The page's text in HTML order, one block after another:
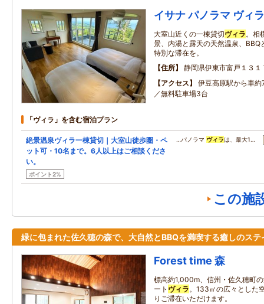
イサナ パノラマ ヴィラ
大室山近くの一棟貸切ヴィラ。相
景、内湯と露天の天然温泉、BBQ
特別な滞在を。
住所
静岡県伊東市富戸１３１
アクセス
伊豆高原駅から車
／無料駐車場3台
「ヴィラ」を含む宿泊プラン
絶景温泉ヴィラ一棟貸切｜大室山徒歩圏・ペ
ット可・10名まで。6人以上はご相談くださ
い。
ポイント2%
…パノラマ ヴィラは、最大1…
この施
緑に包まれた佐久穂の森で、大自然とBBQを満喫する癒しのステ
Forest time 森
標高約1,000m、信州・佐久穂町
ート ヴィラ。133㎡の広々とした
りご滞在いただけます。